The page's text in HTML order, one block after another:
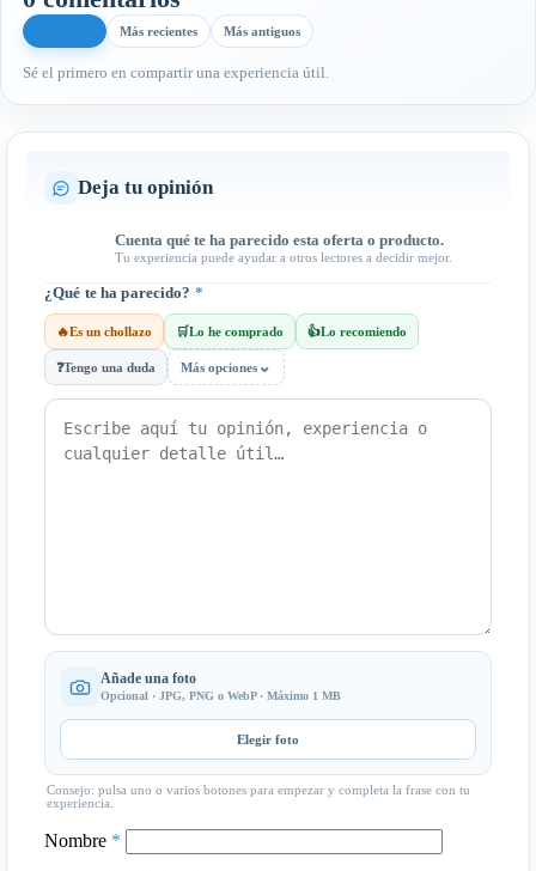
Más recientes Más antiguos
Sé el primero en compartir una experiencia útil.
Deja tu opinión
Cuenta qué te ha parecido esta oferta o producto.
Tu experiencia puede ayudar a otros lectores a decidir mejor.
¿Qué te ha parecido? *
🔥Es un chollazo 🛒Lo he comprado 👍Lo recomiendo
❓Tengo una duda Más opciones ⌄
Añade una foto
Opcional · JPG, PNG o WebP · Máximo 1 MB
Elegir foto
Consejo: pulsa uno o varios botones para empezar y completa la frase con tu
experiencia.
Nombre *